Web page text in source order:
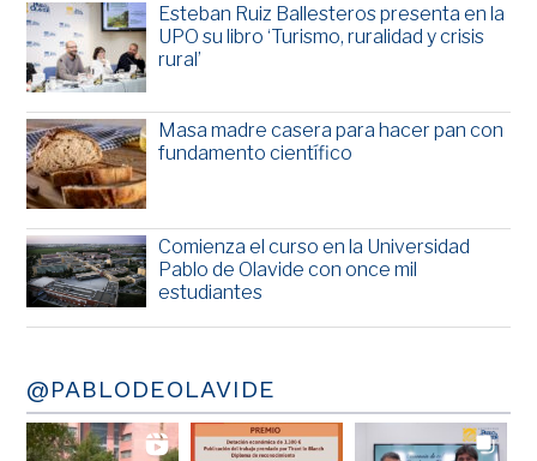
Esteban Ruiz Ballesteros presenta en la
UPO su libro ‘Turismo, ruralidad y crisis
rural’
Masa madre casera para hacer pan con
fundamento científico
Comienza el curso en la Universidad
Pablo de Olavide con once mil
estudiantes
@PABLODEOLAVIDE